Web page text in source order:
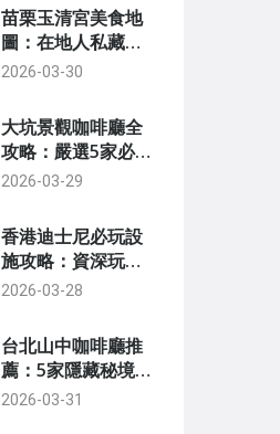
苗栗玉清宮美食地
圖：在地人私藏的
必吃清單與隱藏版
2026-03-30
大坑景觀咖啡廳全
攻略：嚴選5家必
訪清單與完美行程
2026-03-29
香港迪士尼必玩設
施攻略：資深玩家
私藏清單與免排隊
2026-03-28
台北山中咖啡廳推
薦：5家隱藏秘境
與療癒時光全攻略
2026-03-31